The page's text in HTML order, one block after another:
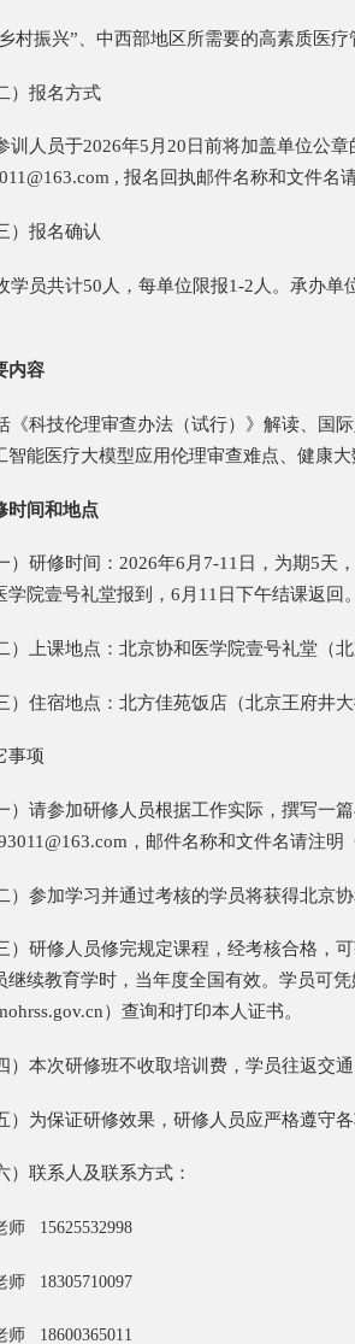
村振兴”、中西部地区所需要的高素质医疗
）报名方式
训人员于2026年5月20日前将加盖单位公
, 报名回执邮件名称和文件名
）报名确认
学员共计50人，每单位限报1-2人。承办
内容
《科技伦理审查办法（试行）》解读、国
智能医疗大模型应用伦理审查难点、健康
时间和地点
）研修时间：2026年6月7-11日，为期5
学院壹号礼堂报到，6月11日下午结课返回。
）上课地点：北京协和医学院壹号礼堂（
）住宿地点：北方佳苑饭店（北京王府井大
事项
）请参加研修人员根据工作实际，撰写一
，邮件名称和文件名请注明
）参加学习并通过考核的学员将获得北京
）研修人员修完规定课程，经考核合格，
继续教育学时，当年度全国有效。学员可
）查询和打印本人证书。
）本次研修班不收取培训费，学员往返交
）为保证研修效果，研修人员应严格遵守
）联系人及联系方式：
师 15625532998
师 18305710097
师 18600365011